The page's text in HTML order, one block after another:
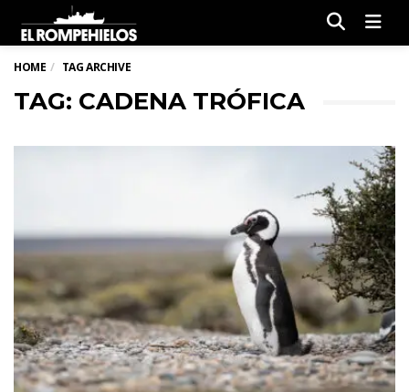
HOME TAG ARCHIVE
TAG: CADENA TRÓFICA